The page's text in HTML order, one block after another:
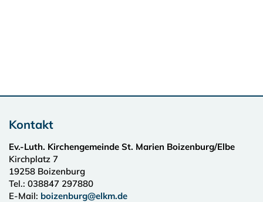
Kontakt
Ev.-Luth. Kirchengemeinde St. Marien Boizenburg/Elbe
Kirchplatz 7
19258 Boizenburg
Tel.: 038847 297880
E-Mail: boizenburg@elkm.de